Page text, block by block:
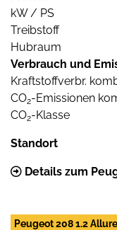
kW / PS
Treibstoff
Hubraum
Verbrauch und
Kraftstoffverbr.
CO2-Emissionen
CO2-Klasse
Standort
Details zum
Peugeot 208 1.2